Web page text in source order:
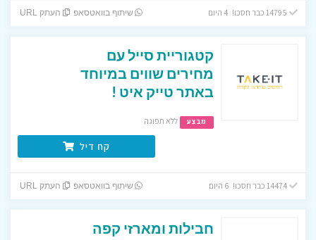
שיתוף בוואטסאפ העתק URL
קטגוריית סייל עם
מחירים שווים במיוחד
באתר טייק איט !
מבצע ללא תפוגה
קח דיל
14474 כבר חסכו! 6 היום שיתוף בוואטסאפ העתק URL
חבילות ומארזי קפה